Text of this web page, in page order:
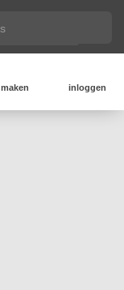
maken inloggen